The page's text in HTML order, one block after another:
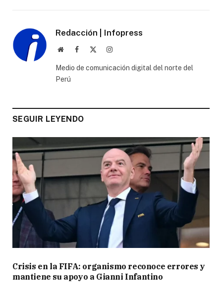
Redacción | Infopress
WebsiteFacebook Instagram
Medio de comunicación digital del norte del
Perú
SEGUIR LEYENDO
Crisis en la FIFA: organismo reconoce errores y
mantiene su apoyo a Gianni Infantino